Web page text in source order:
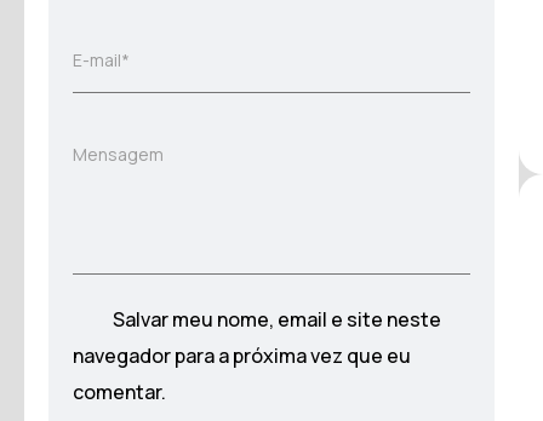
E-mail*
Mensagem
Salvar meu nome, email e site neste
navegador para a próxima vez que eu
comentar.